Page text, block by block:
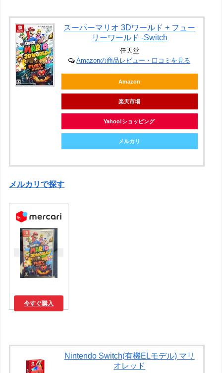
スーパーマリオ 3Dワールド + フュー
リーワールド -Switch
任天堂
Amazonの商品レビュー・口コミを見る
Amazon
楽天市場
Yahoo!ショッピング
メルカリ
メルカリで探す
今すぐ購入
Nintendo Switch(有機ELモデル) マリ
オレッド